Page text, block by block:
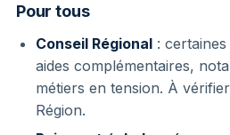
Pour tous
Conseil Régional :
aides complémentaires,
métiers en tension. À
Région.